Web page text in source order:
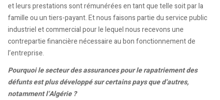
et leurs prestations sont rémunérées en tant que telle soit par la
famille ou un tiers-payant. Et nous faisons partie du service public
industriel et commercial pour le lequel nous recevons une
contrepartie financière nécessaire au bon fonctionnement de
l’entreprise.
Pourquoi le secteur des assurances pour le rapatriement des
défunts est plus développé sur certains pays que d’autres,
notamment l’Algérie ?